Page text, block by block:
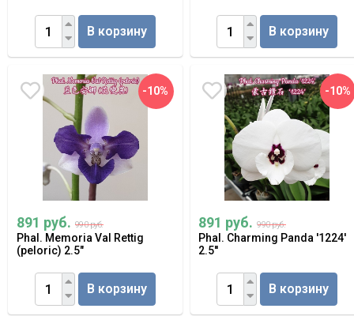
В корзину В корзину
-10%
891 руб. 990 руб.
Phal. Memoria Val Rettig
(peloric) 2.5"
В корзину
-10%
891 руб. 990 руб.
Phal. Charming Panda '1224'
2.5''
В корзину